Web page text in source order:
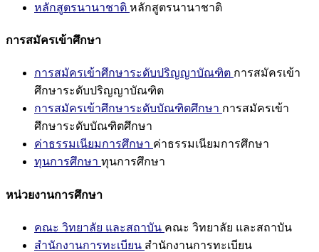
หลักสูตรนานาชาติ หลักสูตรนานาชาติ
การสมัครเข้าศึกษา
การสมัครเข้าศึกษาระดับปริญญาบัณฑิต การสมัครเข้า
ศึกษาระดับปริญญาบัณฑิต
การสมัครเข้าศึกษาระดับบัณฑิตศึกษา การสมัครเข้า
ศึกษาระดับบัณฑิตศึกษา
ค่าธรรมเนียมการศึกษา ค่าธรรมเนียมการศึกษา
ทุนการศึกษา ทุนการศึกษา
หน่วยงานการศึกษา
คณะ วิทยาลัย และสถาบัน คณะ วิทยาลัย และสถาบัน
สำนักงานการทะเบียน สำนักงานการทะเบียน